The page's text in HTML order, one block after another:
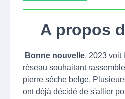
A propos
Bonne nouvelle, 2023 voit
réseau souhaitant
pierre sèche belge.
ont déjà décidé de s'allier